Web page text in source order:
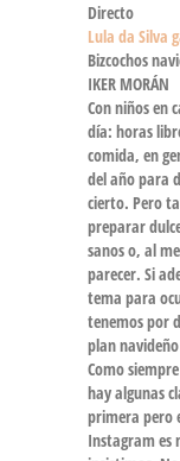
Directo
Lula da Silva
Bizcochos
IKER MORÁN
Con niños en
día: horas
comida, en
del año para
cierto. Pero
preparar
sanos o, al
parecer. Si
tema para
tenemos por
plan
Como
hay algunas
primera pero
Instagram es